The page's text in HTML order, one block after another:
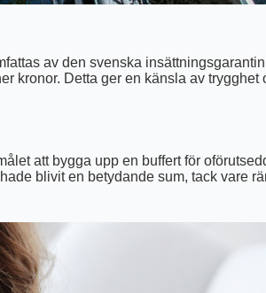
av den svenska
kronor. Detta ger en känsla av trygghet
att bygga upp en buffert för
blivit en betydande sum, tack vare